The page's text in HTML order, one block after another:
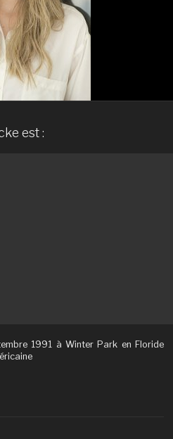
est :
1991 à Winter Park en Floride